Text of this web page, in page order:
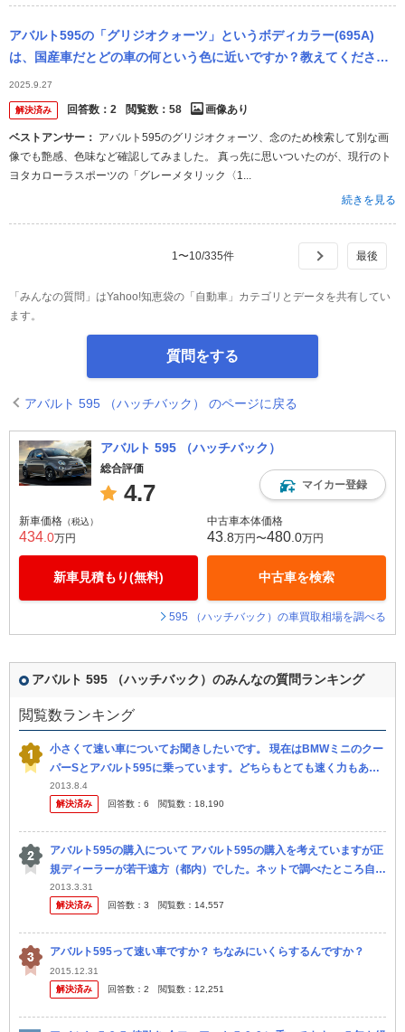
アバルト595の「グリジオクォーツ」というボディカラー(695A)
は、国産車だとどの車の何という色に近いですか？教えてくださ
い。よろしくお願いします。 ※carview!から投稿されたアバルト ...
2025.9.27
解決済み 回答数： 2 閲覧数： 58 画像あり
ベストアンサー：
像でも艶感、色味など確認してみました。 真っ先に思いついたのが、現行のト
ヨタカローラスポーツの「グレーメタリック〈1...
続きを見る
1 〜10/335件
「みんなの質問」はYahoo!知恵袋の「自動車」カテゴリとデータを共有してい
ます。
質問をする
アバルト 595 （ハッチバック） のページに戻る
アバルト 595 （ハッチバック）
総合評価
4.7 マイカー登録
新車価格 （税込）
434 .0万円
新車見積もり(無料)
中古車本体価格
43 .8万円〜480 .0万円
中古車を検索
595 （ハッチバック）の車買取相場を調べる
アバルト 595 （ハッチバック）のみんなの質問ランキング
閲覧数ランキング
小さくて速い車についてお聞きしたいです。 現在はBMWミニのクー
パーSとアバルト595に乗っています。どちらもとても速く力もあり
いい車です。 しかし、ちょっともの足りないなという感 じがあ...
2013.8.4
解決済み
回答数： 6 閲覧数： 18,190
アバルト595の購入について アバルト595の購入を考えていますが正
規ディーラーが若干遠方（都内）でした。ネットで調べたところ自宅
の比較的近く（埼玉）に、主にイタリア車を扱う並行輸入の店舗があ
り...
2013.3.31
解決済み
回答数： 3 閲覧数： 14,557
アバルト595って速い車ですか？ ちなみにいくらするんですか？
2015.12.31
解決済み
回答数： 2 閲覧数： 12,251